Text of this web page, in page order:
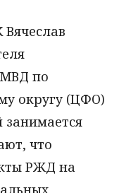
МВД по
округу (ЦФО)
занимается
что
РЖД на